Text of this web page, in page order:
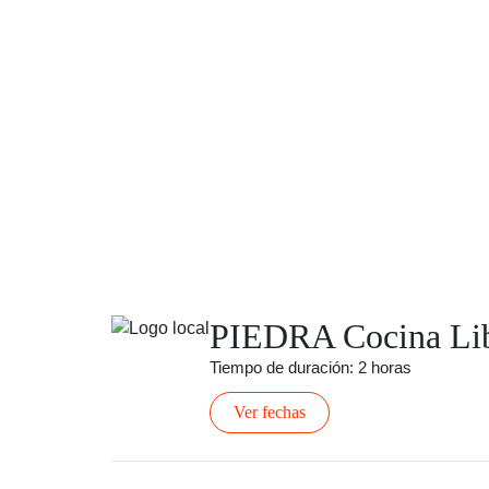
PIEDRA Cocina
Tiempo de duración: 2 horas
Ver fechas